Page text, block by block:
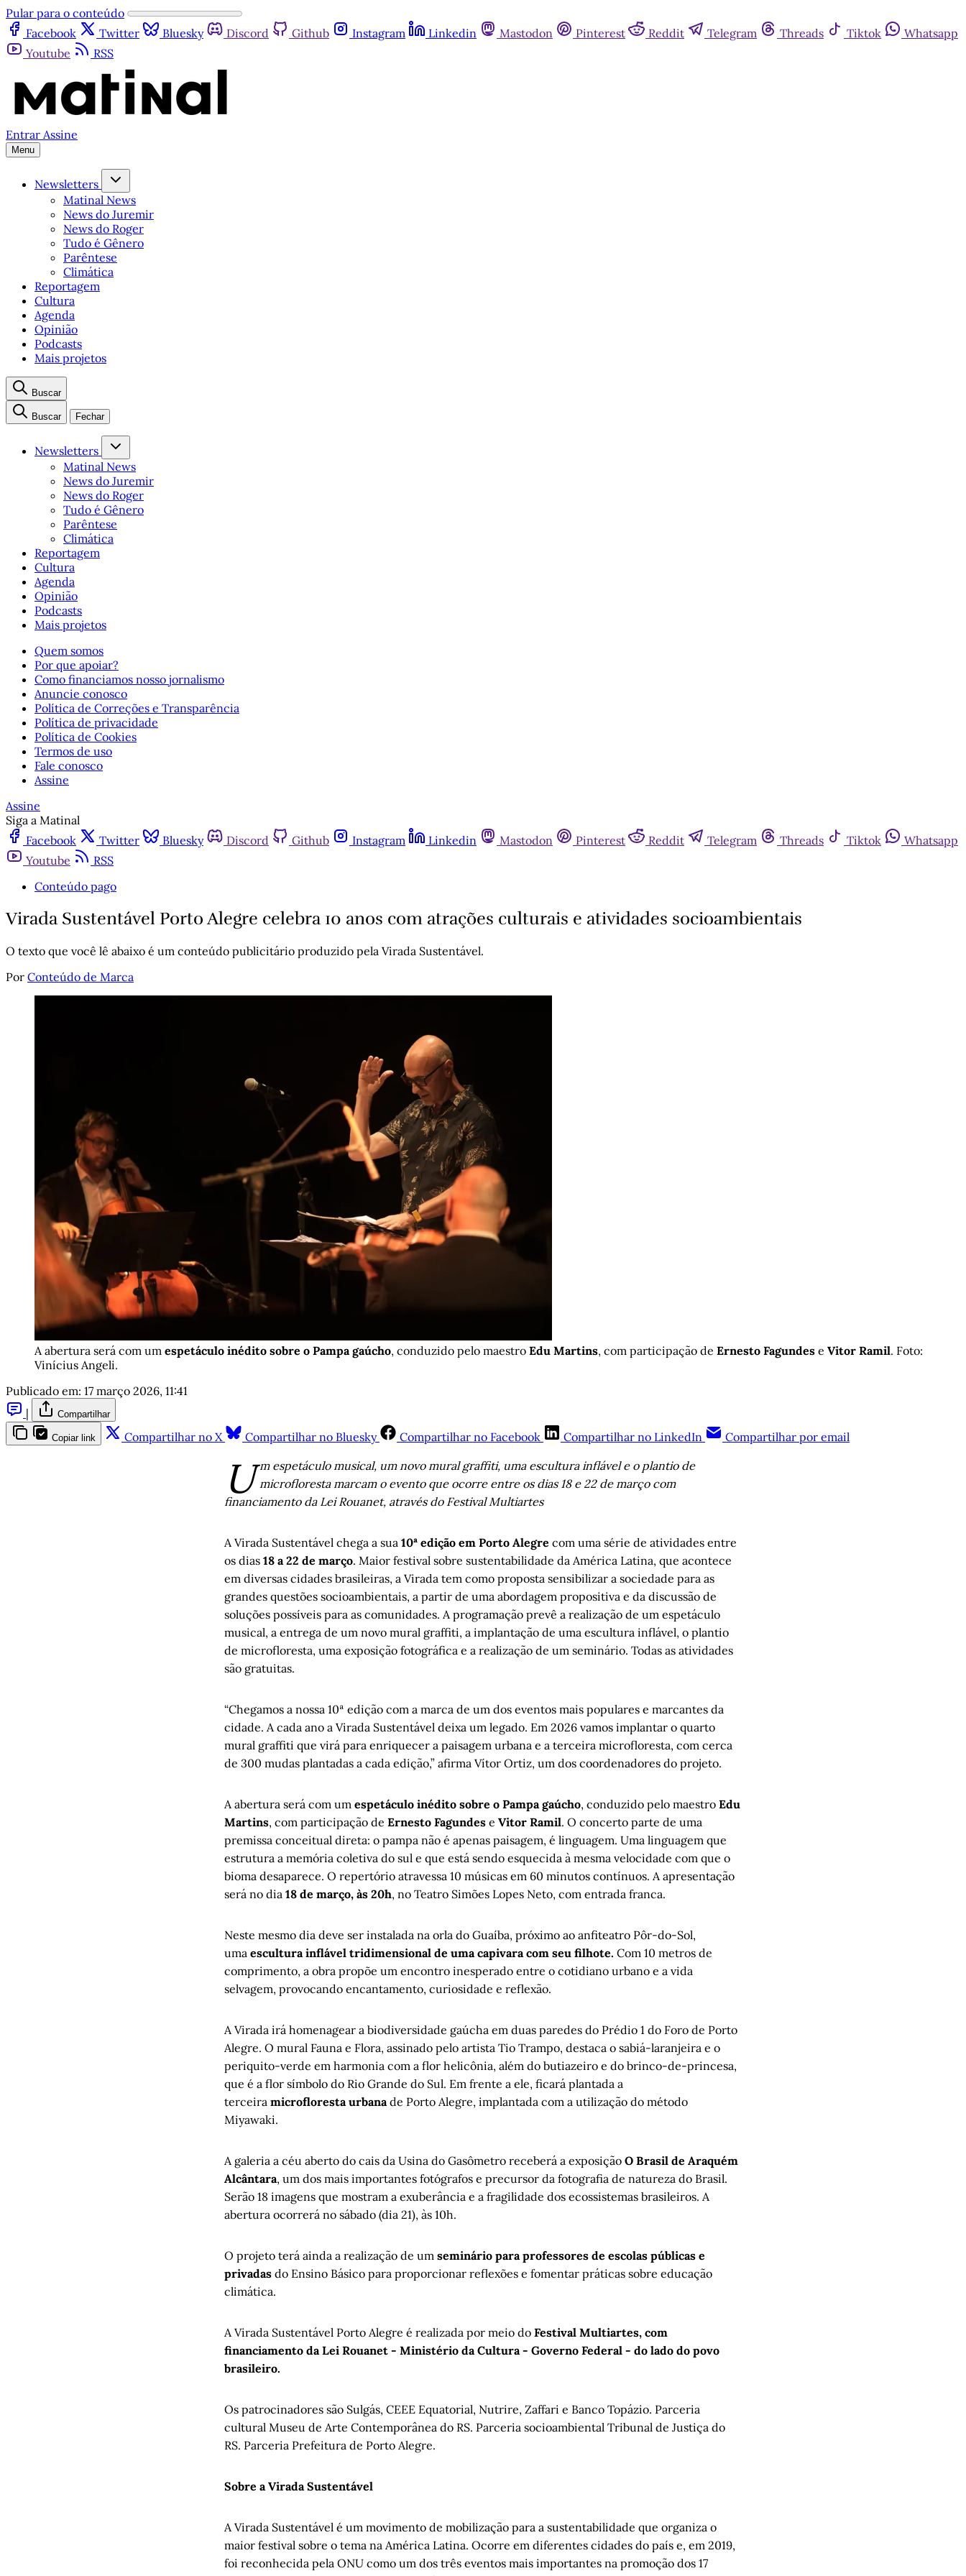
Pular para o conteúdo
Facebook
Twitter Bluesky Discord Github Instagram Linkedin Mastodon Pinterest Reddit Telegram Threads Tiktok
Whatsapp
Youtube
RSS
Entrar Assine
Menu
Newsletters
Matinal News
News do Juremir
News do Roger
Tudo é Gênero
Parêntese
Climática
Reportagem
Cultura
Agenda
Opinião
Podcasts
Mais projetos
Buscar
Buscar Fechar
Newsletters
Matinal News
News do Juremir
News do Roger
Tudo é Gênero
Parêntese
Climática
Reportagem
Cultura
Agenda
Opinião
Podcasts
Mais projetos
Quem somos
Por que apoiar?
Como financiamos nosso jornalismo
Anuncie conosco
Política de Correções e Transparência
Política de privacidade
Política de Cookies
Termos de uso
Fale conosco
Assine
Assine
Siga a Matinal
Facebook
Twitter Bluesky Discord Github Instagram Linkedin Mastodon Pinterest Reddit Telegram Threads Tiktok
Whatsapp
Youtube
RSS
Conteúdo pago
Virada Sustentável Porto Alegre celebra 10 anos com atrações culturais e atividades socioambientais
O texto que você lê abaixo é um conteúdo publicitário produzido pela Virada Sustentável.
Por Conteúdo de Marca
A abertura será com um espetáculo inédito sobre o Pampa gaúcho, conduzido pelo maestro Edu Martins, com participação de Ernesto Fagundes e Vitor Ramil. Foto:
Vinícius Angeli.
Publicado em: 17 março 2026, 11:41
|
Compartilhar
Copiar link Compartilhar no X Compartilhar no Bluesky Compartilhar no Facebook Compartilhar no LinkedIn Compartilhar por email
U m espetáculo musical, um novo mural graffiti, uma escultura inflável e o plantio de
microfloresta marcam o evento que ocorre entre os dias 18 e 22 de março com
financiamento da Lei Rouanet, através do Festival Multiartes
A Virada Sustentável chega a sua 10ª edição em Porto Alegre com uma série de atividades entre
os dias 18 a 22 de março. Maior festival sobre sustentabilidade da América Latina, que acontece
em diversas cidades brasileiras, a Virada tem como proposta sensibilizar a sociedade para as
grandes questões socioambientais, a partir de uma abordagem propositiva e da discussão de
soluções possíveis para as comunidades. A programação prevê a realização de um espetáculo
musical, a entrega de um novo mural graffiti, a implantação de uma escultura inflável, o plantio
de microfloresta, uma exposição fotográfica e a realização de um seminário. Todas as atividades
são gratuitas.
“Chegamos a nossa 10ª edição com a marca de um dos eventos mais populares e marcantes da
cidade. A cada ano a Virada Sustentável deixa um legado. Em 2026 vamos implantar o quarto
mural graffiti que virá para enriquecer a paisagem urbana e a terceira microfloresta, com cerca
de 300 mudas plantadas a cada edição,” afirma Vítor Ortiz, um dos coordenadores do projeto.
A abertura será com um espetáculo inédito sobre o Pampa gaúcho, conduzido pelo maestro Edu
Martins, com participação de Ernesto Fagundes e Vitor Ramil. O concerto parte de uma
premissa conceitual direta: o pampa não é apenas paisagem, é linguagem. Uma linguagem que
estrutura a memória coletiva do sul e que está sendo esquecida à mesma velocidade com que o
bioma desaparece. O repertório atravessa 10 músicas em 60 minutos contínuos. A apresentação
será no dia 18 de março, às 20h, no Teatro Simões Lopes Neto, com entrada franca.
Neste mesmo dia deve ser instalada na orla do Guaíba, próximo ao anfiteatro Pôr-do-Sol,
uma escultura inflável tridimensional de uma capivara com seu filhote. Com 10 metros de
comprimento, a obra propõe um encontro inesperado entre o cotidiano urbano e a vida
selvagem, provocando encantamento, curiosidade e reflexão.
A Virada irá homenagear a biodiversidade gaúcha em duas paredes do Prédio 1 do Foro de Porto
Alegre. O mural Fauna e Flora, assinado pelo artista Tio Trampo, destaca o sabiá-laranjeira e o
periquito-verde em harmonia com a flor helicônia, além do butiazeiro e do brinco-de-princesa,
que é a flor símbolo do Rio Grande do Sul. Em frente a ele, ficará plantada a
terceira microfloresta urbana de Porto Alegre, implantada com a utilização do método
Miyawaki.
A galeria a céu aberto do cais da Usina do Gasômetro receberá a exposição O Brasil de Araquém
Alcântara, um dos mais importantes fotógrafos e precursor da fotografia de natureza do Brasil.
Serão 18 imagens que mostram a exuberância e a fragilidade dos ecossistemas brasileiros. A
abertura ocorrerá no sábado (dia 21), às 10h.
O projeto terá ainda a realização de um seminário para professores de escolas públicas e
privadas do Ensino Básico para proporcionar reflexões e fomentar práticas sobre educação
climática.
A Virada Sustentável Porto Alegre é realizada por meio do Festival Multiartes, com
financiamento da Lei Rouanet - Ministério da Cultura - Governo Federal - do lado do povo
brasileiro.
Os patrocinadores são Sulgás, CEEE Equatorial, Nutrire, Zaffari e Banco Topázio. Parceria
cultural Museu de Arte Contemporânea do RS. Parceria socioambiental Tribunal de Justiça do
RS. Parceria Prefeitura de Porto Alegre.
Sobre a Virada Sustentável
A Virada Sustentável é um movimento de mobilização para a sustentabilidade que organiza o
maior festival sobre o tema na América Latina. Ocorre em diferentes cidades do país e, em 2019,
foi reconhecida pela ONU como um dos três eventos mais importantes na promoção dos 17